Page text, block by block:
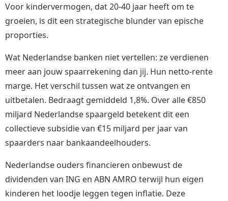
Voor kindervermogen, dat 20-40 jaar heeft om te
groeien, is dit een strategische blunder van epische
proporties.
Wat Nederlandse banken niet vertellen: ze verdienen
meer aan jouw spaarrekening dan jij. Hun netto-rente
marge. Het verschil tussen wat ze ontvangen en
uitbetalen. Bedraagt gemiddeld 1,8%. Over alle €850
miljard Nederlandse spaargeld betekent dit een
collectieve subsidie van €15 miljard per jaar van
spaarders naar bankaandeelhouders.
Nederlandse ouders financieren onbewust de
dividenden van ING en ABN AMRO terwijl hun eigen
kinderen het loodje leggen tegen inflatie. Deze